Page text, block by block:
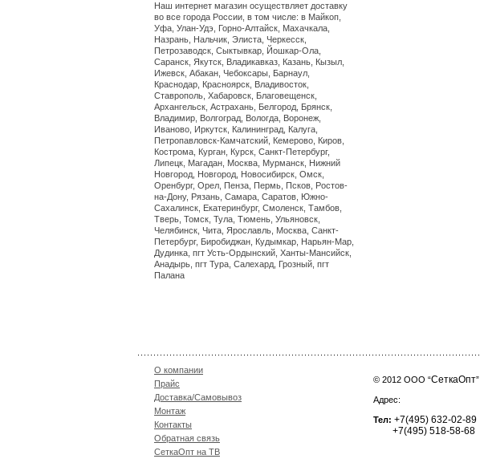
Наш интернет магазин осуществляет доставку
во все города России, в том числе: в Майкоп,
Уфа, Улан-Удэ, Горно-Алтайск, Махачкала,
Назрань, Нальчик, Элиста, Черкесск,
Петрозаводск, Сыктывкар, Йошкар-Ола,
Саранск, Якутск, Владикавказ, Казань, Кызыл,
Ижевск, Абакан, Чебоксары, Барнаул,
Краснодар, Красноярск, Владивосток,
Ставрополь, Хабаровск, Благовещенск,
Архангельск, Астрахань, Белгород, Брянск,
Владимир, Волгоград, Вологда, Воронеж,
Иваново, Иркутск, Калининград, Калуга,
Петропавловск-Камчатский, Кемерово, Киров,
Кострома, Курган, Курск, Санкт-Петербург,
Липецк, Магадан, Москва, Мурманск, Нижний
Новгород, Новгород, Новосибирск, Омск,
Оренбург, Орел, Пенза, Пермь, Псков, Ростов-
на-Дону, Рязань, Самара, Саратов, Южно-
Сахалинск, Екатеринбург, Смоленск, Тамбов,
Тверь, Томск, Тула, Тюмень, Ульяновск,
Челябинск, Чита, Ярославль, Москва, Санкт-
Петербург, Биробиджан, Кудымкар, Нарьян-Мар,
Дудинка, пгт Усть-Ордынский, Ханты-Мансийск,
Анадырь, пгт Тура, Салехард, Грозный, пгт
Палана
О компании
Прайс
Доставка/Самовывоз
Монтаж
Контакты
Обратная связь
СеткаОпт на ТВ
© 2012 ООО “СеткаОпт”
Адрес:
Тел: +7(495) 632-02-89
+7(495) 518-58-68